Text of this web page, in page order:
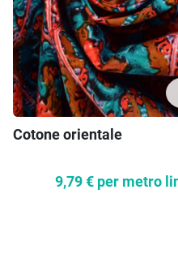
Cotone orientale
9,79 € per metro